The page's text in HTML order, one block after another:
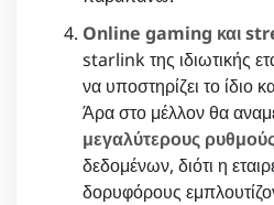
Online gaming και
starlink της ιδιωτικής
να υποστηρίζει το ίδιο
Άρα στο μέλλον θα
μεγαλύτερους
δεδομένων, διότι η
δορυφόρους